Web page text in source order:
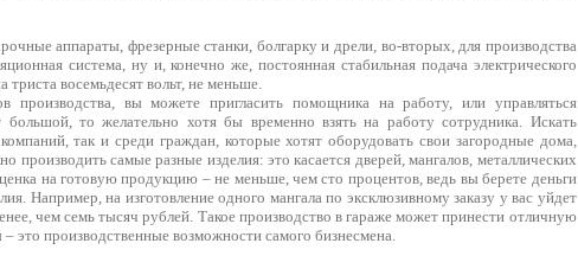
аппараты, фрезерные станки, болгарку и дрели, во-вторых, для производства
система, ну и, конечно же, постоянная стабильная подача электрического
восемьдесят вольт, не меньше.
производства, вы можете пригласить помощника на работу, или управляться
большой, то желательно хотя бы временно взять на работу сотрудника. Искать
так и среди граждан, которые хотят оборудовать свои загородные дома,
производить самые разные изделия: это касается дверей, мангалов, металлических
на готовую продукцию – не меньше, чем сто процентов, ведь вы берете деньги
Например, на изготовление одного мангала по эксклюзивному заказу у вас уйдет
чем семь тысяч рублей. Такое производство в гараже может принести отличную
это производственные возможности самого бизнесмена.